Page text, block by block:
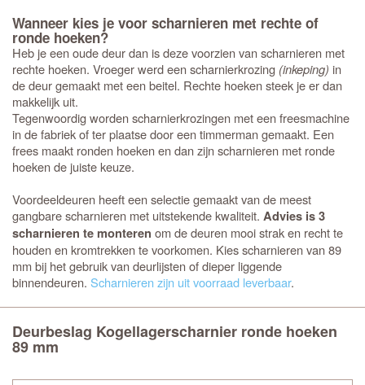
Wanneer kies je voor scharnieren met rechte of
ronde hoeken?
Heb je een oude deur dan is deze voorzien van scharnieren met
rechte hoeken. Vroeger werd een scharnierkrozing (inkeping) in
de deur gemaakt met een beitel. Rechte hoeken steek je er dan
makkelijk uit.
Tegenwoordig worden scharnierkrozingen met een freesmachine
in de fabriek of ter plaatse door een timmerman gemaakt. Een
frees maakt ronden hoeken en dan zijn scharnieren met ronde
hoeken de juiste keuze.
Voordeeldeuren heeft een selectie gemaakt van de meest
gangbare scharnieren met uitstekende kwaliteit. Advies is 3
scharnieren te monteren om de deuren mooi strak en recht te
houden en kromtrekken te voorkomen. Kies scharnieren van 89
mm bij het gebruik van deurlijsten of dieper liggende
binnendeuren. Scharnieren zijn uit voorraad leverbaar.
Deurbeslag Kogellagerscharnier ronde hoeken
89 mm